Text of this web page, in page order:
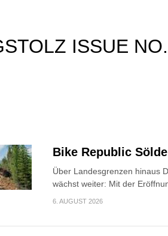
ISSUE
Bike Republic
Über Landesgrenzen hinaus
wächst weiter: Mit der
6. AUGUST 2026